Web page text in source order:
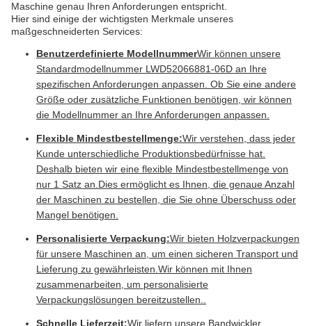
Maschine genau Ihren Anforderungen entspricht.
Hier sind einige der wichtigsten Merkmale unseres
maßgeschneiderten Services:
Benutzerdefinierte ModellnummerWir können unsere
Standardmodellnummer LWD52066881-06D an Ihre
spezifischen Anforderungen anpassen. Ob Sie eine andere
Größe oder zusätzliche Funktionen benötigen, wir können
die Modellnummer an Ihre Anforderungen anpassen.
Flexible Mindestbestellmenge:Wir verstehen, dass jeder
Kunde unterschiedliche Produktionsbedürfnisse hat.
Deshalb bieten wir eine flexible Mindestbestellmenge von
nur 1 Satz an.Dies ermöglicht es Ihnen, die genaue Anzahl
der Maschinen zu bestellen, die Sie ohne Überschuss oder
Mangel benötigen.
Personalisierte Verpackung:Wir bieten Holzverpackungen
für unsere Maschinen an, um einen sicheren Transport und
Lieferung zu gewährleisten.Wir können mit Ihnen
zusammenarbeiten, um personalisierte
Verpackungslösungen bereitzustellen..
Schnelle Lieferzeit:Wir liefern unsere Bandwickler